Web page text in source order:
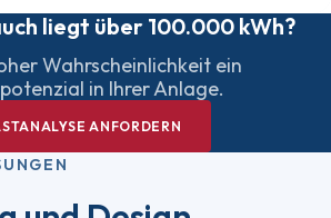
liegt über 100.000 kWh?
Wahrscheinlichkeit ein
in Ihrer Anlage.
ANFORDERN